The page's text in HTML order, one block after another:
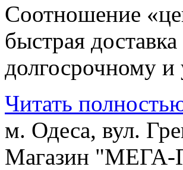
Соотношение
быстрая
долгосрочному
Читать
м. Одеса, вул.
Магазин